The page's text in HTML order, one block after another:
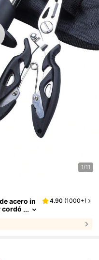
1/11
acero in
cordó
4.90 (1000+)